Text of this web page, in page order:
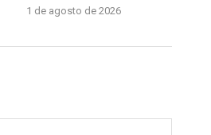
1 de agosto de 2026